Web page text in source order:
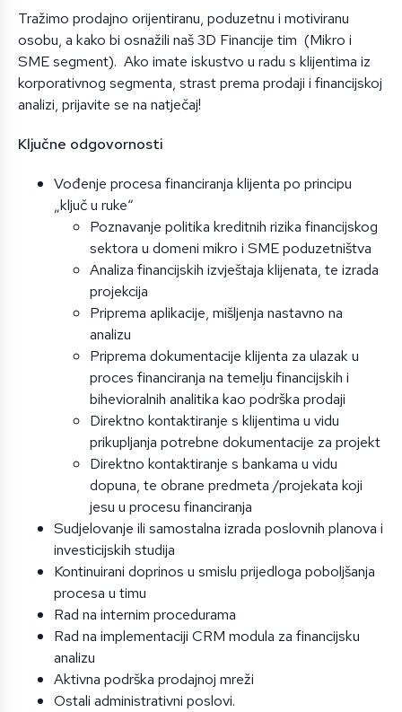
Tražimo prodajno orijentiranu, poduzetnu i motiviranu
osobu, a kako bi osnažili naš 3D Financije tim (Mikro i
SME segment). Ako imate iskustvo u radu s klijentima iz
korporativnog segmenta, strast prema prodaji i financijskoj
analizi, prijavite se na natječaj!
Ključne odgovornosti
Vođenje procesa financiranja klijenta po principu
„ključ u ruke“
Poznavanje politika kreditnih rizika financijskog
sektora u domeni mikro i SME poduzetništva
Analiza financijskih izvještaja klijenata, te izrada
projekcija
Priprema aplikacije, mišljenja nastavno na
analizu
Priprema dokumentacije klijenta za ulazak u
proces financiranja na temelju financijskih i
bihevioralnih analitika kao podrška prodaji
Direktno kontaktiranje s klijentima u vidu
prikupljanja potrebne dokumentacije za projekt
Direktno kontaktiranje s bankama u vidu
dopuna, te obrane predmeta /projekata koji
jesu u procesu financiranja
Sudjelovanje ili samostalna izrada poslovnih planova i
investicijskih studija
Kontinuirani doprinos u smislu prijedloga poboljšanja
procesa u timu
Rad na internim procedurama
Rad na implementaciji CRM modula za financijsku
analizu
Aktivna podrška prodajnoj mreži
Ostali administrativni poslovi.